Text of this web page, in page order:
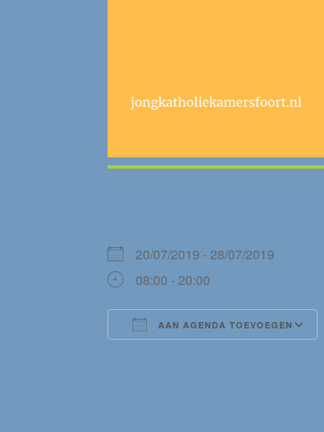
20/07/2019 - 28/07/2019
08:00 - 20:00
AAN AGENDA TOEVOEGEN